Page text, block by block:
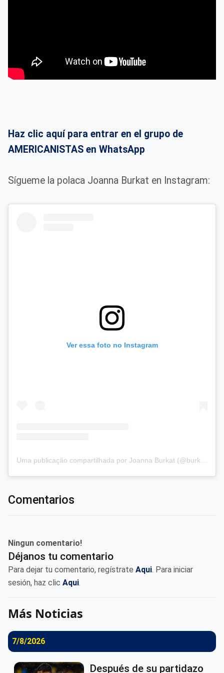
Haz clic aquí para entrar en el grupo de
AMERICANISTAS en WhatsApp
Sígueme la polaca Joanna Burkat en Instagram:
Ver essa foto no Instagram
Comentarios
Ningun comentario!
Déjanos tu comentario
Para dejar tu comentario, regístrate Aqui. Para iniciar
sesión, haz clic Aqui.
Más Noticias
7/8/2026
Después de su partidazo